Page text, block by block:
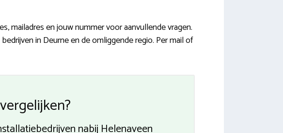
mailadres en jouw nummer voor aanvullende vragen.
in Deurne en de omliggende regio. Per mail of
nabij Helenaveen